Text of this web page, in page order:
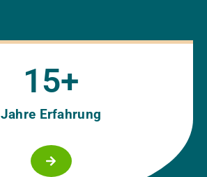
Jahre Erfahrung
15+